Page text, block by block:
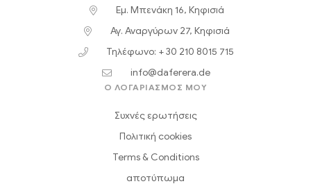
Εμ. Μπενάκη 16, Κηφισιά
Αγ. Αναργύρων 27, Κηφισιά
Τηλέφωνο: + 30 210 8015 715
info@daferera.de
Ο ΛΟΓΑΡΙΑΣΜΟΣ ΜΟΥ
Συχνές ερωτήσεις
Πολιτική cookies
Terms & Conditions
αποτύπωμα